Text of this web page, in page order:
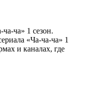
ча» 1 сезон.
«Ча-ча-ча» 1
и каналах, где